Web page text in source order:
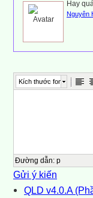
Hay
Nguyên
Kích thước font
Đường dẫn: p
Gửi ý kiến
QLD v4.0.A